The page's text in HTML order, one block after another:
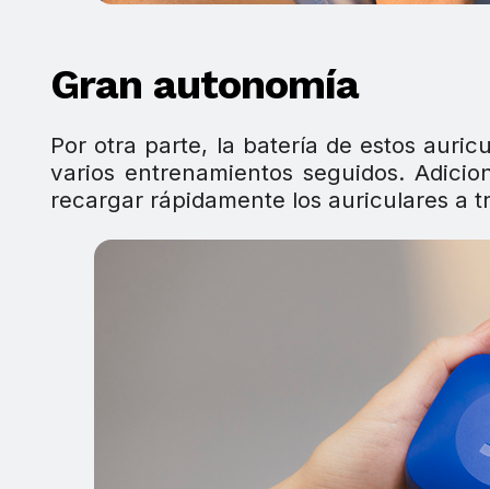
Gran autonomía
Por otra parte, la batería de estos
varios entrenamientos seguidos.
recargar rápidamente los auriculares a